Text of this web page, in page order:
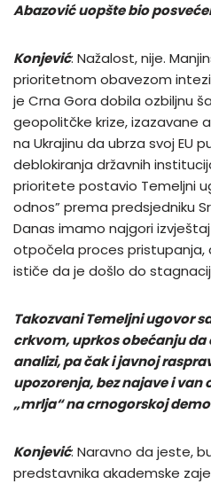
Abazović uopšte bio
Konjević: Nažalost, nije.
prioritetnom obavezom
je Crna Gora dobila ozbiljnu
geopolitčke krize, izazavane
na Ukrajinu da ubrza svoj EU
deblokiranja državnih
prioritete postavio Temeljni
odnos” prema predsjedniku
Danas imamo najgori
otpočela proces pristupanja,
ističe da je došlo do
Takozvani Temeljni ugovor
crkvom, uprkos obećanju
analizi, pa čak i javnoj
upozorenja, bez najave i van
„mrlja“ na crnogorskoj
Konjević: Naravno da jeste,
predstavnika akademske